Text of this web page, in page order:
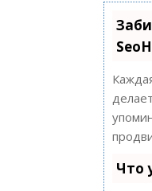
Что